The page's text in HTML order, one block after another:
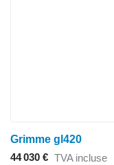
Grimme gl420
44 030 € TVA incluse